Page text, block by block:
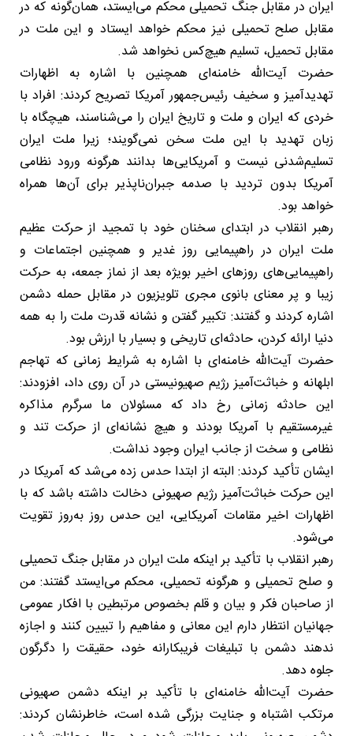
ایران در مقابل جنگ تحمیلی محکم می‌ایستد، همان‌گونه که در
مقابل صلح تحمیلی نیز محکم خواهد ایستاد و این ملت در
مقابل تحمیل، تسلیم هیچ‌کس نخواهد شد.
حضرت آیت‌الله خامنه‌ای همچنین با اشاره به اظهارات
تهدیدآمیز و سخیف رئیس‌جمهور آمریکا تصریح کردند: افراد با
خردی که ایران و ملت و تاریخ ایران را می‌شناسند، هیچگاه با
زبان تهدید با این ملت سخن نمی‌گویند؛ زیرا ملت ایران
تسلیم‌شدنی نیست و آمریکایی‌ها بدانند هرگونه ورود نظامی
آمریکا بدون تردید با صدمه جبران‌ناپذیر برای آن‌ها همراه
خواهد بود.
رهبر انقلاب در ابتدای سخنان خود با تمجید از حرکت عظیم
ملت ایران در راهپیمایی روز غدیر و همچنین اجتماعات و
راهپیمایی‌های روزهای اخیر بویژه بعد از نماز جمعه، به حرکت
زیبا و پر معنای بانوی مجری تلویزیون در مقابل حمله دشمن
اشاره کردند و گفتند: تکبیر گفتن و نشانه قدرت ملت را به همه
دنیا ارائه کردن، حادثه‌ای تاریخی و بسیار با ارزش بود.
حضرت آیت‌الله خامنه‌ای با اشاره به شرایط زمانی که تهاجم
ابلهانه و خباثت‌آمیز رژیم صهیونیستی در آن روی داد، افزودند:
این حادثه زمانی رخ داد که مسئولان ما سرگرم مذاکره
غیرمستقیم با آمریکا بودند و هیچ نشانه‌ای از حرکت تند و
نظامی و سخت از جانب ایران وجود نداشت.
ایشان تأکید کردند: البته از ابتدا حدس زده می‌شد که آمریکا در
این حرکت خباثت‌آمیز رژیم صهیونی دخالت داشته باشد که با
اظهارات اخیر مقامات آمریکایی، این حدس روز به‌روز تقویت
می‌شود.
رهبر انقلاب با تأکید بر اینکه ملت ایران در مقابل جنگ تحمیلی
و صلح تحمیلی و هرگونه تحمیلی، محکم می‌ایستد گفتند: من
از صاحبان فکر و بیان و قلم بخصوص مرتبطین با افکار عمومی
جهانیان انتظار دارم این معانی و مفاهیم را تبیین کنند و اجازه
ندهند دشمن با تبلیغات فریبکارانه خود، حقیقت را دگرگون
جلوه دهد.
حضرت آیت‌الله خامنه‌ای با تأکید بر اینکه دشمن صهیونی
مرتکب اشتباه و جنایت بزرگی شده است، خاطرنشان کردند: